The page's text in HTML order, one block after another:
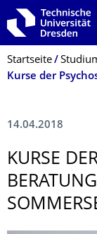
Zur
Zur Suche springen
Zum Inhalt springen
Breadcrumb-
Startseite
Kurse der
14.04.2018
KURSE